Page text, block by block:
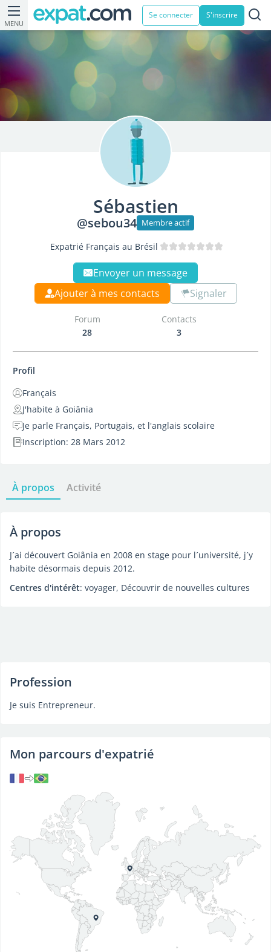
MENU
Se connecter S'inscrire
Sébastien
@sebou34 Membre actif
Expatrié Français au Brésil
Envoyer un message
Ajouter à mes contacts
Signaler
Forum
28
Contacts
3
Profil
Français
J'habite à Goiânia
Je parle Français, Portugais, et l'anglais scolaire
Inscription: 28 Mars 2012
À propos Activité
À propos
J´ai découvert Goiânia en 2008 en stage pour l´université, j´y
habite désormais depuis 2012.
Centres d'intérêt: voyager, Découvrir de nouvelles cultures
Profession
Je suis Entrepreneur.
Mon parcours d'expatrié